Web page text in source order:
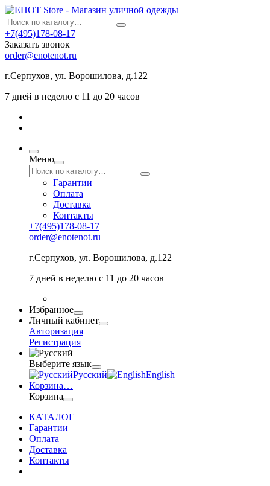
+7(495)178-08-17
Заказать звонок
order@enotenot.ru
г.Серпухов, ул. Ворошилова, д.122
7 дней в неделю с 11 до 20 часов
Меню
Гарантии
Оплата
Доставка
Контакты
+7(495)178-08-17
order@enotenot.ru
г.Серпухов, ул. Ворошилова, д.122
7 дней в неделю с 11 до 20 часов
Избранное
Личный кабинет
Авторизация
Регистрация
Выберите язык
Русский
English
Корзина…
Корзина
КАТАЛОГ
Гарантии
Оплата
Доставка
Контакты